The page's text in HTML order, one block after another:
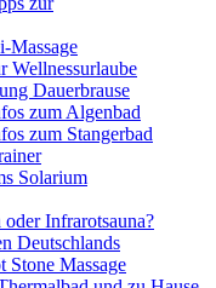
Massage
Wellnessurlaube
Dauerbrause
zum Algenbad
zum Stangerbad
Solarium
Infrarotsauna?
Deutschlands
Massage